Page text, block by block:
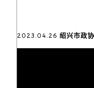
2023.04.26 绍兴市政